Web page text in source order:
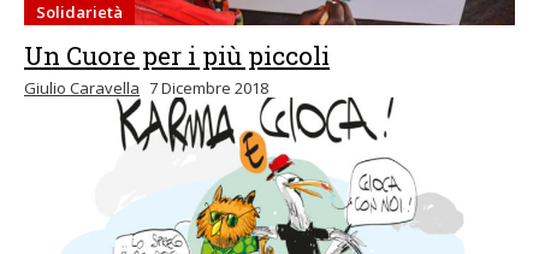
Solidarietà
Un Cuore per i più piccoli
Giulio Caravella 7 Dicembre 2018